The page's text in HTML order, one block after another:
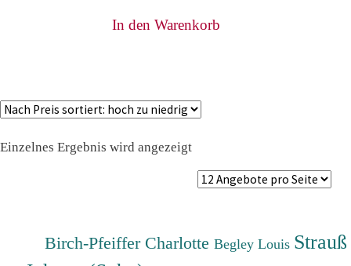
In den Warenkorb
Einzelnes Ergebnis wird angezeigt
Birch-Pfeiffer CharlotteBegley Louis Strauß